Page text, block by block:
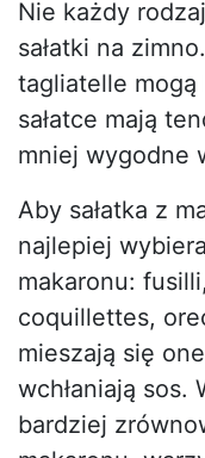
Nie każdy
sałatki na
tagliatelle mogą
sałatce mają
mniej wygodne
Aby sałatka z
najlepiej
makaronu:
coquillettes,
mieszają się
wchłaniają sos.
bardziej